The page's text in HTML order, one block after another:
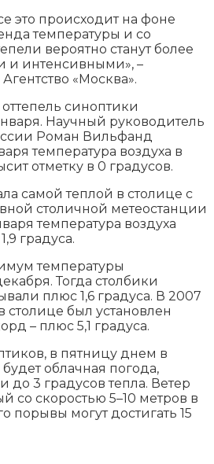
это происходит на фоне
температуры и со
вероятно станут более
и интенсивными», –
«Москва».
синоптики
Научный руководитель
Роман Вильфанд
температура воздуха в
отметку в 0 градусов.
самой теплой в столице с
столичной метеостанции
температура воздуха
градуса.
температуры
Тогда столбики
плюс 1,6 градуса. В 2007
столице был установлен
– плюс 5,1 градуса.
в пятницу днем в
облачная погода,
3 градусов тепла. Ветер
со скоростью 5–10 метров в
порывы могут достигать 15